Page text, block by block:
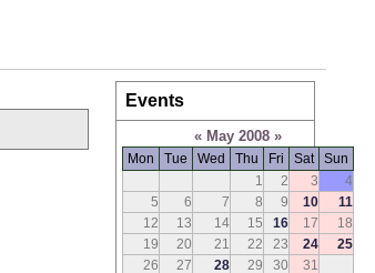
Events
« May 2008 »
Mon Tue Wed Thu Fri Sat
Sun
1
2 3
4
5
6 7 8 9 10
11
12
13 14 15 16 17
18
19
20 21 22 23 24
25
26
27 28 29 30 31